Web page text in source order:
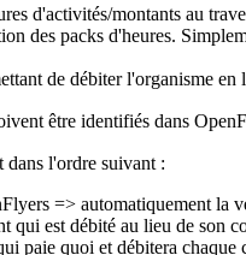
d'activités/montants au
des packs d'heures.
de débiter l'organisme
être identifiés dans
dans l'ordre suivant :
=> automatiquement la
qui est débité au lieu de son
paie quoi et débitera chaque